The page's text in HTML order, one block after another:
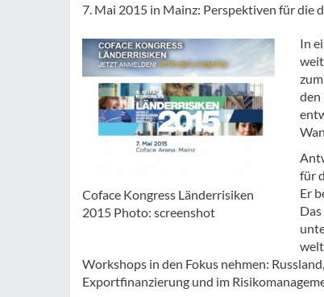
7. Mai 2015 in Mainz: Perspektiven für die
Coface Kongress Länderrisiken
2015 Photo: screenshot
In
den
für
Er
Workshops in den Fokus nehmen:
Exportfinanzierung und im